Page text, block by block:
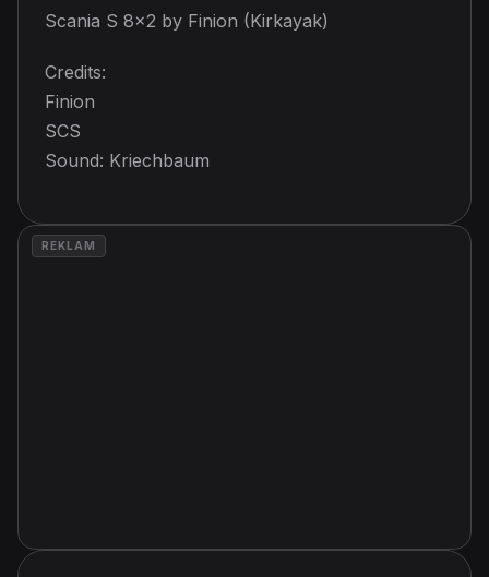
Scania S 8×2 by Finion (Kirkayak)
Credits:
Finion
SCS
Sound: Kriechbaum
REKLAM